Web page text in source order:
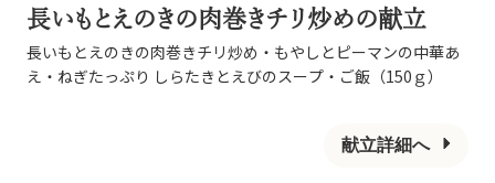
長いもとえのきの肉巻きチリ炒めの献立
長いもとえのきの肉巻きチリ炒め・もやしとピーマンの中華あ
え・ねぎたっぷり しらたきとえびのスープ・ご飯（150ｇ）
献立詳細へ